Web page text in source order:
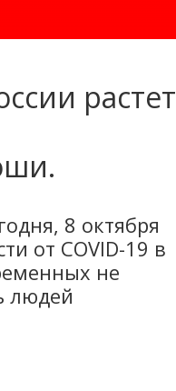
растет
8 октября
от COVID-19 в
не
людей